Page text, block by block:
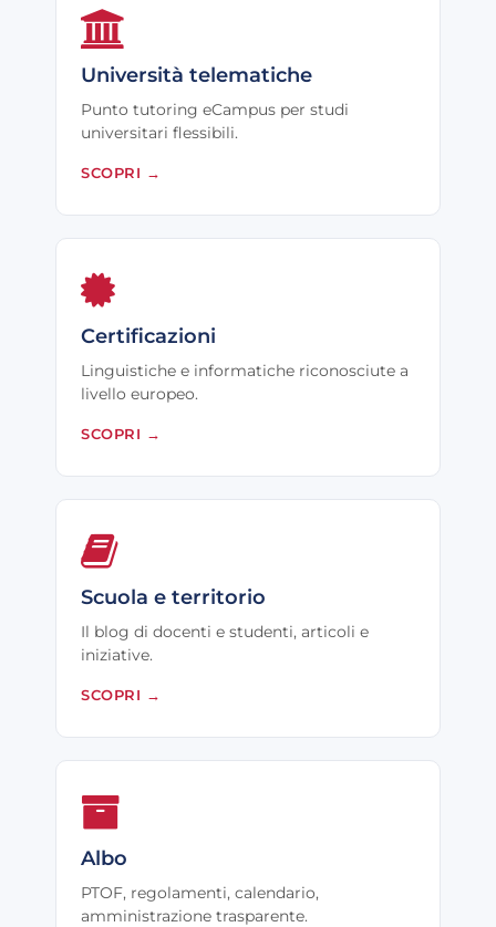
Università telematiche
Punto tutoring eCampus per studi
universitari flessibili.
SCOPRI →
Certificazioni
Linguistiche e informatiche riconosciute a
livello europeo.
SCOPRI →
Scuola e territorio
Il blog di docenti e studenti, articoli e
iniziative.
SCOPRI →
Albo
PTOF, regolamenti, calendario,
amministrazione trasparente.